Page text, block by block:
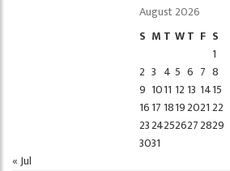
August 2026
S M T WT F S
1
2 3 4 5 6 7 8
9 1011 12 13 1415
1617 1819202122
23242526272829
3031
« Jul